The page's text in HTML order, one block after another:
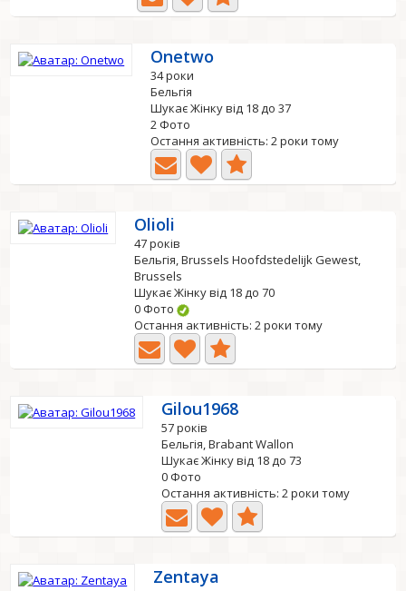
Onetwo
34 роки
Бельгія
Шукає Жінку від 18 до 37
2 Фото
Остання активність: 2 роки тому
Olioli
47 років
Бельгія, Brussels Hoofdstedelijk Gewest,
Brussels
Шукає Жінку від 18 до 70
0 Фото
Остання активність: 2 роки тому
Gilou1968
57 років
Бельгія, Brabant Wallon
Шукає Жінку від 18 до 73
0 Фото
Остання активність: 2 роки тому
Zentaya